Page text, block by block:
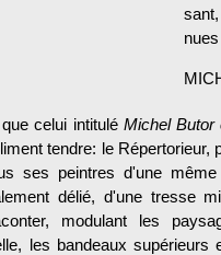
celui intitulé Michel Butor
tendre: le
ses peintres d'une
délié, d'une tresse
modulant les
les bandeaux